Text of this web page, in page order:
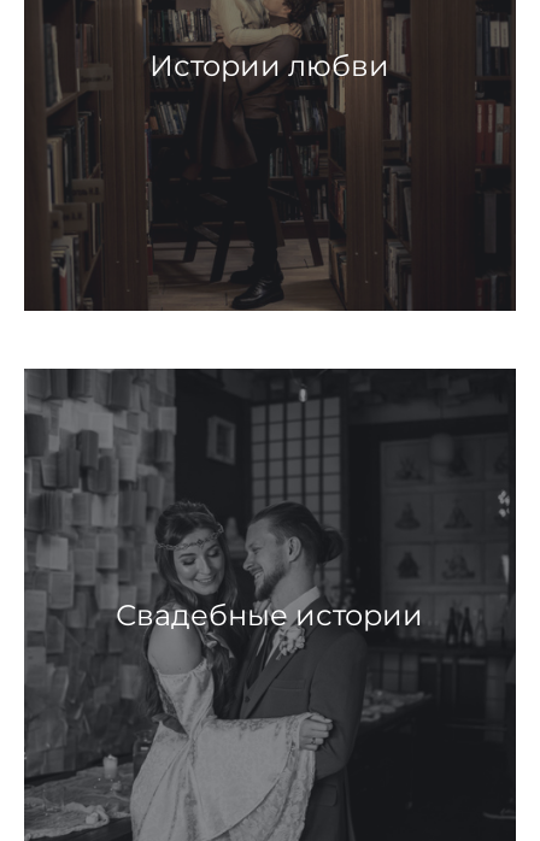
Истории любви
Свадебные истории